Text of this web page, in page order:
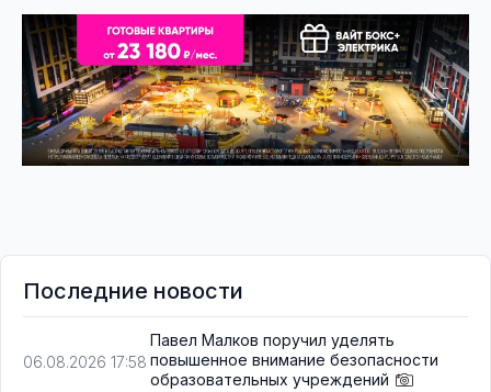
Последние новости
06.08.2026 17:58
Павел Малков поручил уделять
повышенное внимание безопасности
образовательных учреждений